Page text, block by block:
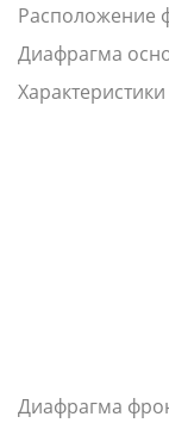
Расположение
Диафрагма
Диафрагма